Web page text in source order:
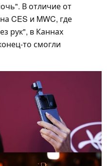
В отличие от
CES и MWC, где
рук", в Каннах
то смогли